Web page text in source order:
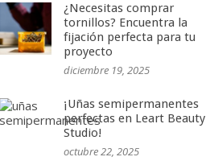
¿Necesitas comprar
tornillos? Encuentra la
fijación perfecta para tu
proyecto
diciembre 19, 2025
¡Uñas semipermanentes
perfectas en Leart Beauty
Studio!
octubre 22, 2025